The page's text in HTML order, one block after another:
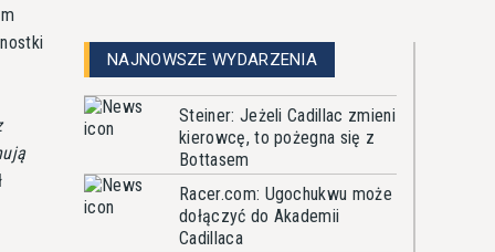
NAJNOWSZE WYDARZENIA
Steiner: Jeżeli Cadillac zmieni
kierowcę, to pożegna się z
Bottasem
Racer.com: Ugochukwu może
dołączyć do Akademii
Cadillaca